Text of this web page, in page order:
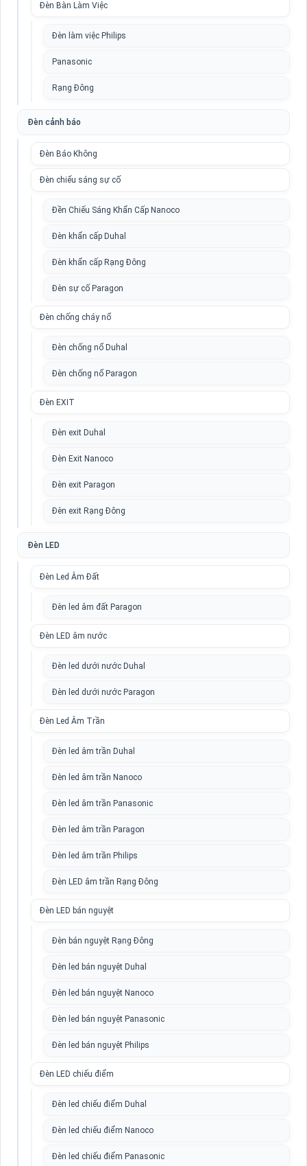
Đèn Bàn Làm Việc
Đèn làm việc Philips
Panasonic
Rạng Đông
Đèn cảnh báo
Đèn Báo Không
Đèn chiếu sáng sự cố
Đền Chiếu Sáng Khẩn Cấp Nanoco
Đèn khẩn cấp Duhal
Đèn khẩn cấp Rạng Đông
Đèn sự cố Paragon
Đèn chống cháy nổ
Đèn chống nổ Duhal
Đèn chống nổ Paragon
Đèn EXIT
Đèn exit Duhal
Đèn Exit Nanoco
Đèn exit Paragon
Đèn exit Rạng Đông
Đèn LED
Đèn Led Âm Đất
Đèn led âm đất Paragon
Đèn LED âm nước
Đèn led dưới nước Duhal
Đèn led dưới nước Paragon
Đèn Led Âm Trần
Đèn led âm trần Duhal
Đèn led âm trần Nanoco
Đèn led âm trần Panasonic
Đèn led âm trần Paragon
Đèn led âm trần Philips
Đèn LED âm trần Rạng Đông
Đèn LED bán nguyệt
Đèn bán nguyệt Rạng Đông
Đèn led bán nguyệt Duhal
Đèn led bán nguyệt Nanoco
Đèn led bán nguyệt Panasonic
Đèn led bán nguyệt Philips
Đèn LED chiếu điểm
Đèn led chiếu điểm Duhal
Đèn led chiếu điểm Nanoco
Đèn led chiếu điểm Panasonic